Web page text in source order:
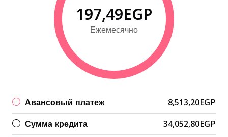
197,49EGP
Ежемесячно
Авансовый платеж
8,513,20EGP
Сумма кредита
34,052,80EGP